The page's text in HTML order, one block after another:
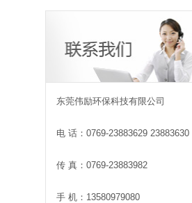
东莞伟励环保科技有限公司
电 话：0769-23883629 23883630
传 真：0769-23883982
手 机：13580979080